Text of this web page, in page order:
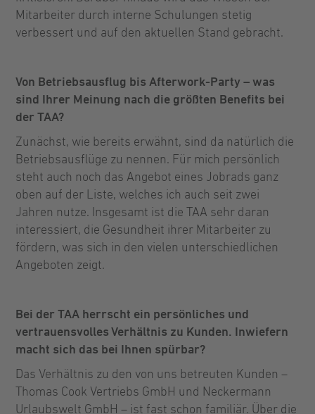
Mitarbeiter durch interne Schulungen stetig
verbessert und auf den aktuellen Stand gebracht.
Von Betriebsausflug bis Afterwork-Party – was
sind Ihrer Meinung nach die größten Benefits bei
der TAA?
Zunächst, wie bereits erwähnt, sind da natürlich die
Betriebsausflüge zu nennen. Für mich persönlich
steht auch noch das Angebot eines Jobrads ganz
oben auf der Liste, welches ich auch seit zwei
Jahren nutze. Insgesamt ist die TAA sehr daran
interessiert, die Gesundheit ihrer Mitarbeiter zu
fördern, was sich in den vielen unterschiedlichen
Angeboten zeigt.
Bei der TAA herrscht ein persönliches und
vertrauensvolles Verhältnis zu Kunden. Inwiefern
macht sich das bei Ihnen spürbar?
Das Verhältnis zu den von uns betreuten Kunden –
Thomas Cook Vertriebs GmbH und Neckermann
Urlaubswelt GmbH – ist fast schon familiär. Über die